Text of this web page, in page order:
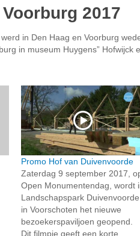
2017
in Den Haag en Voorburg
in museum Huygens” Hofwijck
Promo Hof van Duivenvoorde
Zaterdag 9 september 2017,
Open Monumentendag, wordt
Landschapspark Duivenvoorde
in Voorschoten het nieuwe
bezoekerspaviljoen geopend.
Dit filmpje geeft een korte